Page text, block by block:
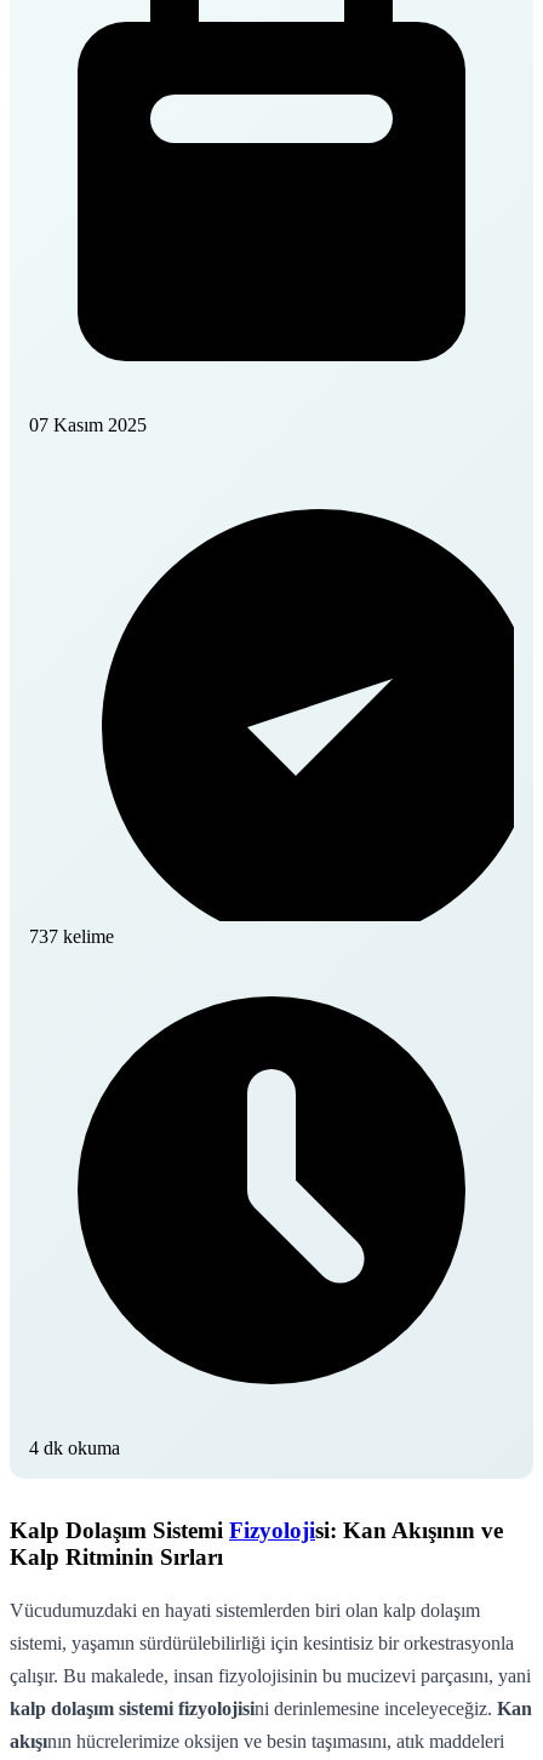
07 Kasım 2025
737 kelime
4 dk okuma
Kalp Dolaşım Sistemi Fizyolojisi: Kan Akışının ve
Kalp Ritminin Sırları
Vücudumuzdaki en hayati sistemlerden biri olan kalp dolaşım
sistemi, yaşamın sürdürülebilirliği için kesintisiz bir orkestrasyonla
çalışır. Bu makalede, insan fizyolojisinin bu mucizevi parçasını, yani
kalp dolaşım sistemi fizyolojisini derinlemesine inceleyeceğiz. Kan
akışının hücrelerimize oksijen ve besin taşımasını, atık maddeleri